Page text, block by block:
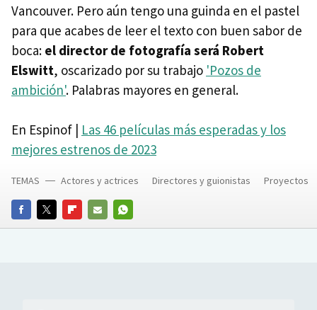
Vancouver. Pero aún tengo una guinda en el pastel
para que acabes de leer el texto con buen sabor de
boca: el director de fotografía será Robert
Elswitt, oscarizado por su trabajo 'Pozos de
ambición'. Palabras mayores en general.
En Espinof | Las 46 películas más esperadas y los
mejores estrenos de 2023
FACEBOOKTWITTERFLIPBOARD
E-
WHATSAPP
TEMAS Actores y actrices Directores y guionistas Proyectos